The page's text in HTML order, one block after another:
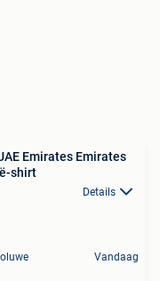
Emirates Emirates
shirt
Details
Vandaag